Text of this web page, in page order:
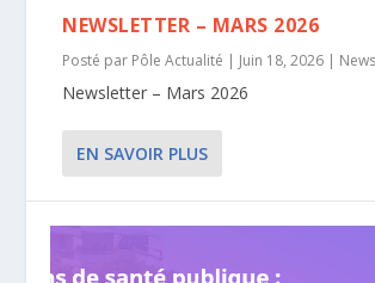
NEWSLETTER – MARS 2026
Posté par Pôle Actualité | Juin 18, 2026 | News
Newsletter – Mars 2026
EN SAVOIR PLUS